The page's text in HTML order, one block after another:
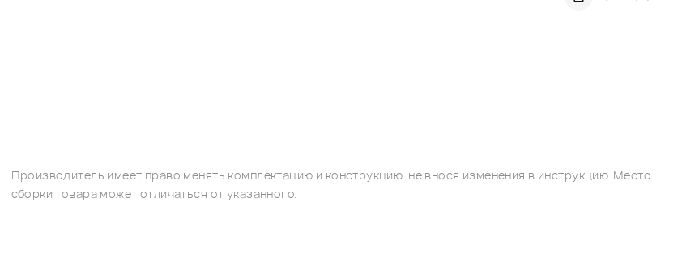
Производитель имеет право менять комплектацию и конструкцию, не внося изменения в инструкцию. Место
сборки товара может отличаться от указанного.